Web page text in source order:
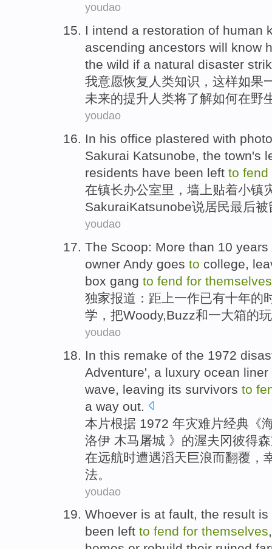
youdao
I intend a restoration of human
ascending ancestors will know
the wild if a natural disaster
我意愿恢复 人类知识 ， 这样如果
未来的提升人类将了解如何在野
youdao
In his office plastered with
Sakurai Katsunobe, the town's
residents have been left to fend
在镇长办公室里 ， 墙上贴着小镇
SakuraiKatsunobe说居民最后
youdao
The Scoop: More than 10 years
owner Andy goes to college,
box gang to fend for themselves
独家报道：距 上一作已有十年的
学 ， 把Woody,Buzz和一大箱的
youdao
In this remake of the 1972
Adventure', a luxury ocean liner
wave, leaving its survivors to
a way out.
本片根据 1972 年灾难片经典 《
洛伊 木马 屠城 》的渥夫冈彼得
在远航时遭遇滔天巨浪而翻覆，
法。
youdao
Whoever is at fault, the result is
been left to fend for themselves